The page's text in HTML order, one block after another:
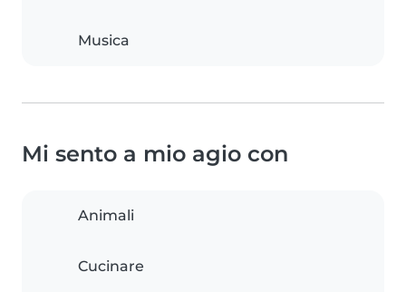
Musica
Mi sento a mio agio con
Animali
Cucinare